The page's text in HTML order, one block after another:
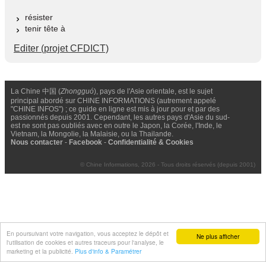
Ne plus afficher
En poursuivant votre navigation, vous acceptez le dépôt et
l'utilisation de cookies et autres traceurs pour l'analyse, le
marketing et la publicité. Plus d'info & Paramétrer
résister
tenir tête à
Editer (projet CFDICT)
La Chine 中国 (Zhongguó), pays de l'Asie orientale, est le sujet
principal abordé sur CHINE INFORMATIONS (autrement appelé
"CHINE INFOS") ; ce guide en ligne est mis à jour pour et par des
passionnés depuis 2001. Cependant, les autres pays d'Asie du sud-
est ne sont pas oubliés avec en outre le Japon, la Corée, l'Inde, le
Vietnam, la Mongolie, la Malaisie, ou la Thailande.
Nous contacter - Facebook - Confidentialité & Cookies
© Chine Informations, 2026 - Tous droits réservés (depuis 2001)